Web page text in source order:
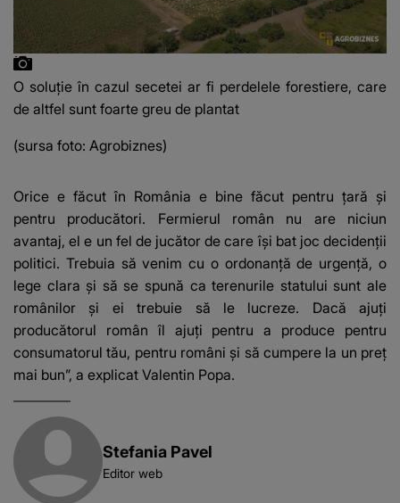
O soluție în cazul secetei ar fi perdelele forestiere, care
de altfel sunt foarte greu de plantat
(sursa foto: Agrobiznes)
Orice e făcut în România e bine făcut pentru țară și
pentru producători. Fermierul român nu are niciun
avantaj, el e un fel de jucător de care își bat joc decidenții
politici. Trebuia să venim cu o ordonanță de urgență, o
lege clara și să se spună ca terenurile statului sunt ale
românilor și ei trebuie să le lucreze. Dacă ajuți
producătorul român îl ajuți pentru a produce pentru
consumatorul tău, pentru români și să cumpere la un preț
mai bun”, a explicat Valentin Popa.
Stefania Pavel
Editor web